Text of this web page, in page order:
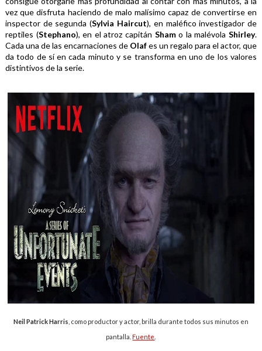
vez que disfruta haciendo de malo malísimo capaz de convertirse en
inspector de segunda (Sylvia Haircut), en maléfico investigador de
reptiles (Stephano), en el atroz capitán Sham o la malévola Shirley.
Cada una de las encarnaciones de Olaf es un regalo para el actor, que
da todo de sí en cada minuto y se transforma en uno de los valores
distintivos de la serie.
Neil Patrick Harris , como productor y actor, brilla durante todos sus minutos en
pantalla.Fuente